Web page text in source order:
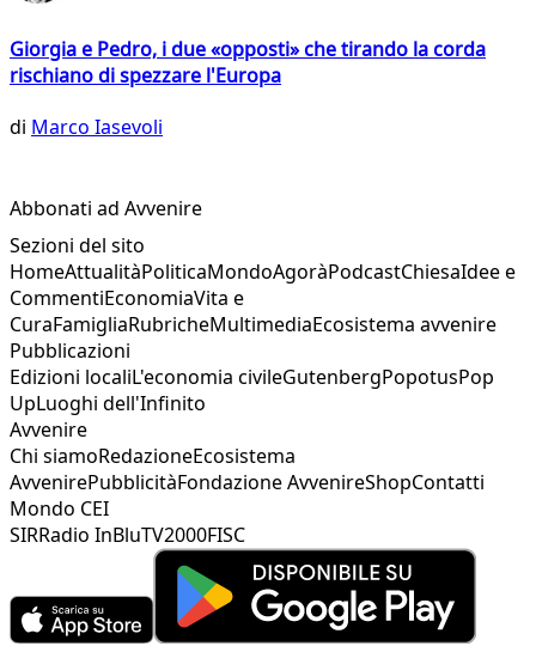
Giorgia e Pedro, i due «opposti» che tirando la corda
rischiano di spezzare l'Europa
di Marco Iasevoli
Abbonati ad Avvenire
Sezioni del sito
HomeAttualitàPoliticaMondoAgoràPodcastChiesaIdee e
CommentiEconomiaVita e
CuraFamigliaRubricheMultimediaEcosistema avvenire
Pubblicazioni
Edizioni localiL'economia civileGutenbergPopotusPop
UpLuoghi dell'Infinito
Avvenire
Chi siamoRedazioneEcosistema
AvvenirePubblicitàFondazione AvvenireShopContatti
Mondo CEI
SIRRadio InBluTV2000FISC